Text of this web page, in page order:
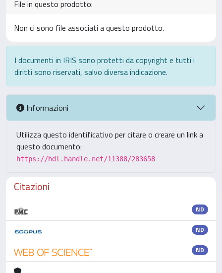
File in questo prodotto:
Non ci sono file associati a questo prodotto.
I documenti in IRIS sono protetti da copyright e tutti i
diritti sono riservati, salvo diversa indicazione.
Informazioni
Utilizza questo identificativo per citare o creare un link a
questo documento:
https://hdl.handle.net/11388/283658
Citazioni
ND
ND
ND